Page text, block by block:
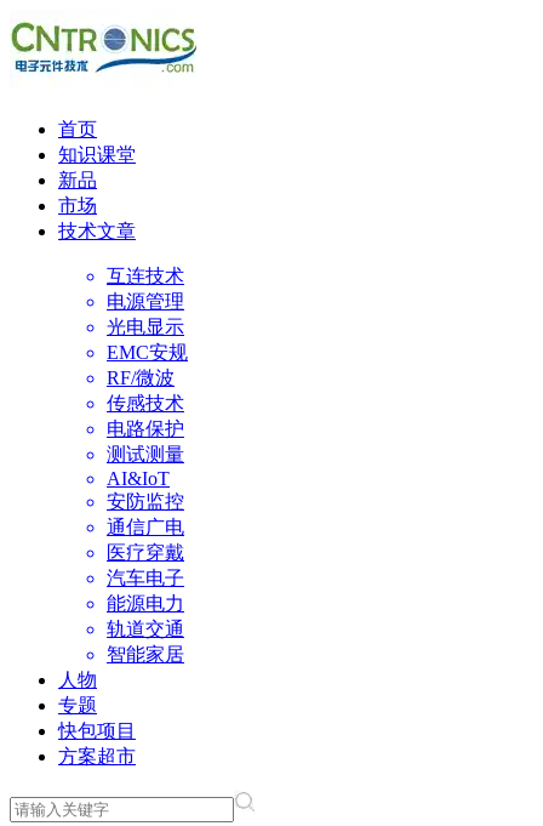
首页
知识课堂
新品
市场
技术文章
互连技术
电源管理
光电显示
EMC安规
RF/微波
传感技术
电路保护
测试测量
AI&IoT
安防监控
通信广电
医疗穿戴
汽车电子
能源电力
轨道交通
智能家居
人物
专题
快包项目
方案超市